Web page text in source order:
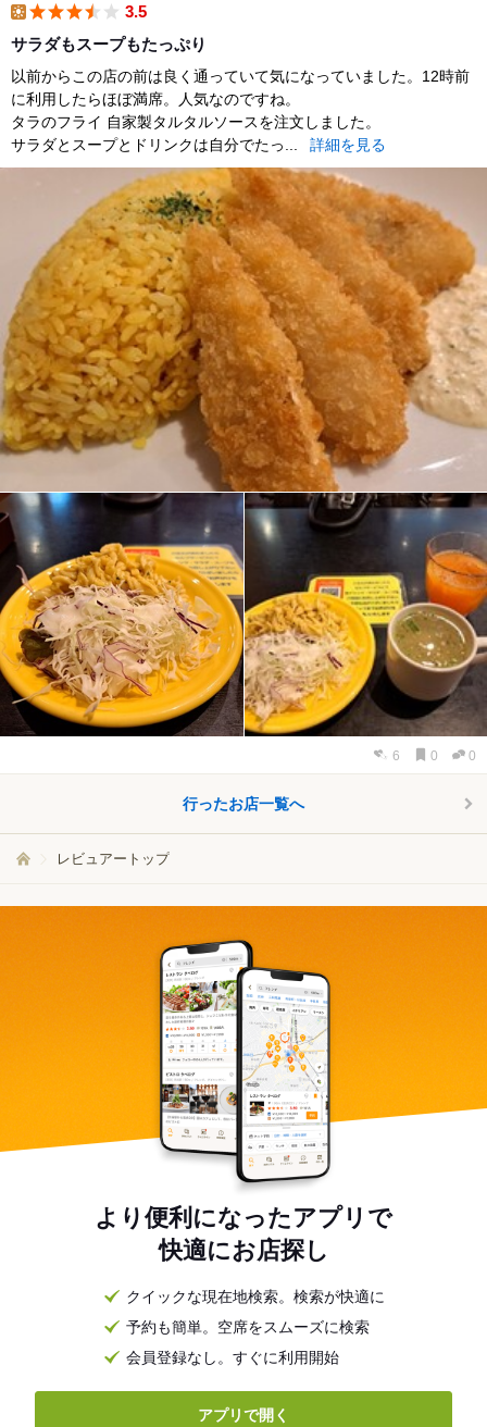
3.5
サラダもスープもたっぷり
以前からこの店の前は良く通っていて気になっていました。12時前
に利用したらほぼ満席。人気なのですね。
タラのフライ 自家製タルタルソースを注文しました。
サラダとスープとドリンクは自分でたっ...
詳細を見る
6 0 0
行ったお店一覧へ
レビュアートップ
より便利になったアプリで
快適にお店探し
クイックな現在地検索。検索が快適に
予約も簡単。空席をスムーズに検索
会員登録なし。すぐに利用開始
アプリで開く